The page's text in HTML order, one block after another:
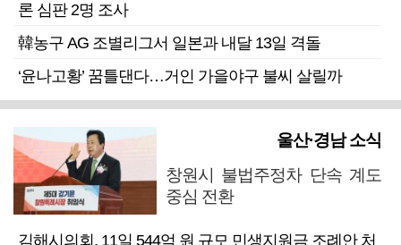
론 심판 2명 조사
韓농구 AG 조별리그서 일본과 내달 13일 격돌
‘윤나고황’ 꿈틀댄다…거인 가을야구 불씨 살릴까
울산·경남 소식
창원시 불법주정차 단속 계도
중심 전환
김해시의회, 11일 544억 원 규모 민생지원금 조례안 처